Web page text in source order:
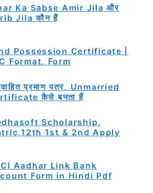
Ka Sabse Amir Jila और
Jila कौन हैं
Possession Certificate |
Format, Form
प्रमाण पत्र, Unmarried
कैसे बनता हैं
Scholarship,
1st & 2nd Apply
Aadhar Link Bank
Form in Hindi Pdf